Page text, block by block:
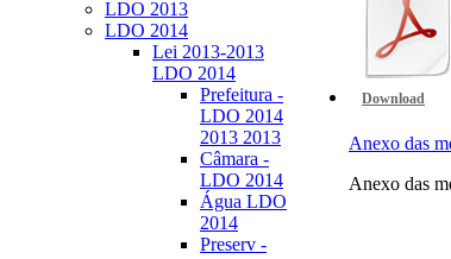
Download
Anexo das
Anexo das
LDO 2013
LDO 2014
Lei 2013-2013
LDO 2014
Prefeitura -
LDO 2014
2013 2013
Câmara -
LDO 2014
Água LDO
2014
Preserv -